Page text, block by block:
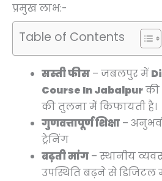
प्रमुख लाभ:-
Table of Contents
सस्ती फीस – जबलपुर में
Course In Jabalpurकी
की तुलना में किफायती है।
गुणवत्तापूर्ण शिक्षा – अनुभवी
ट्रेनिंग
बढ़ती मांग – स्थानीय
उपस्थिति बढ़ने से डिजिटल